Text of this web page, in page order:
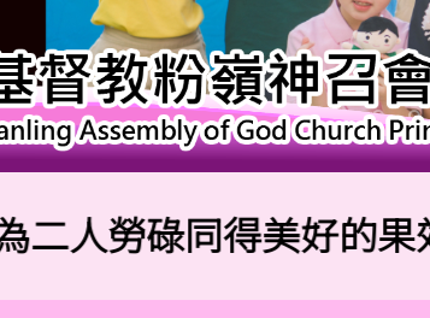
勞碌同得美好的果效